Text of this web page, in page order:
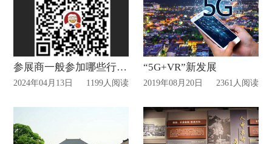
参展商一般参加哪些行业大型展览会比较多？
2024年04月13日 1199人阅读
“5G+VR”新发展
2019年08月20日 2361人阅读